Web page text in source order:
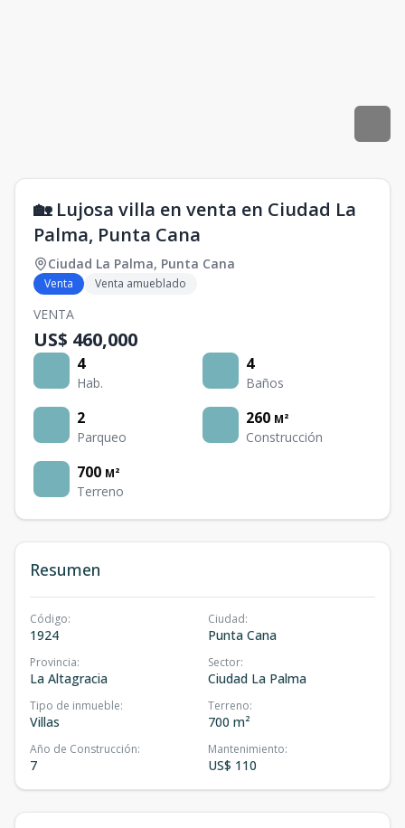
🏡 Lujosa villa en venta en Ciudad La
Palma, Punta Cana
Ciudad La Palma, Punta Cana
Venta Venta amueblado
VENTA
US$ 460,000
4
Hab.
4
Baños
2
Parqueo
260 M²
Construcción
700 M²
Terreno
Resumen
Código:
1924
Ciudad:
Punta Cana
Provincia:
La Altagracia
Sector:
Ciudad La Palma
Tipo de inmueble:
Villas
Terreno:
700 m²
Año de Construcción:
7
Mantenimiento:
US$ 110